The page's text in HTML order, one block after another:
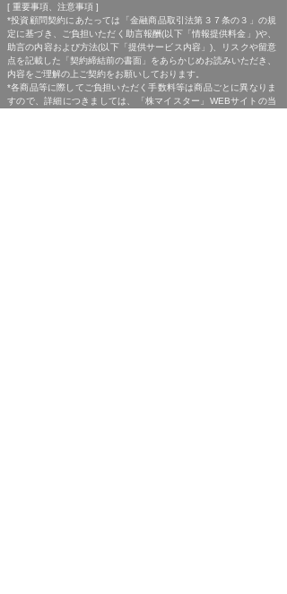
[ 重要事項、注意事項 ]
*投資顧問契約にあたっては「金融商品取引法第３７条の３」の規
定に基づき、ご負担いただく助言報酬(以下「情報提供料金」)や、
助言の内容および方法(以下「提供サービス内容」)、リスクや留意
点を記載した「契約締結前の書面」をあらかじめお読みいただき、
内容をご理解の上ご契約をお願いしております。
*各商品等に際してご負担いただく手数料等は商品ごとに異なりま
すので、詳細につきましては、「株マイスター」WEBサイトの当